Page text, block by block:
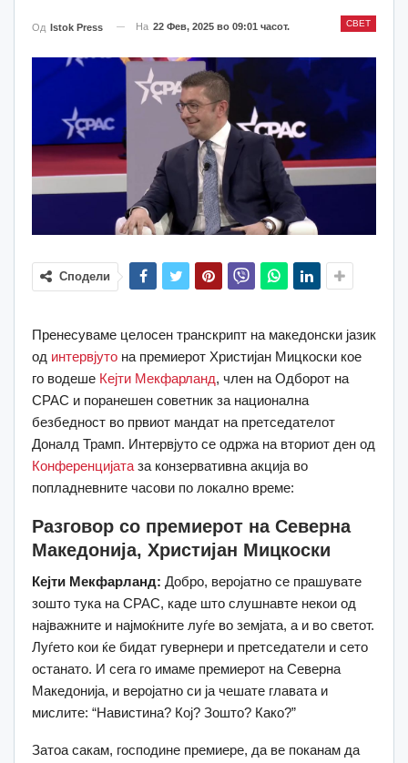
СВЕТ
Од Istok Press На 22 Фев, 2025 во 09:01 часот.
Сподели
Пренесуваме целосен транскрипт на македонски јазик
од интервјуто на премиерот Христијан Мицкоски кое
го водеше Кејти Мекфарланд, член на Одборот на
CPAC и поранешен советник за национална
безбедност во првиот мандат на претседателот
Доналд Трамп. Интервјуто се одржа на вториот ден од
Конференцијата за конзервативна акција во
попладневните часови по локално време:
Разговор со премиерот на Северна
Македонија, Христијан Мицкоски
Кејти Мекфарланд: Добро, веројатно се прашувате
зошто тука на CPAC, каде што слушнавте некои од
најважните и најмоќните луѓе во земјата, а и во светот.
Луѓето кои ќе бидат гувернери и претседатели и сето
останато. И сега го имаме премиерот на Северна
Македонија, и веројатно си ја чешате главата и
мислите: “Навистина? Кој? Зошто? Како?”
Затоа сакам, господине премиере, да ве поканам да